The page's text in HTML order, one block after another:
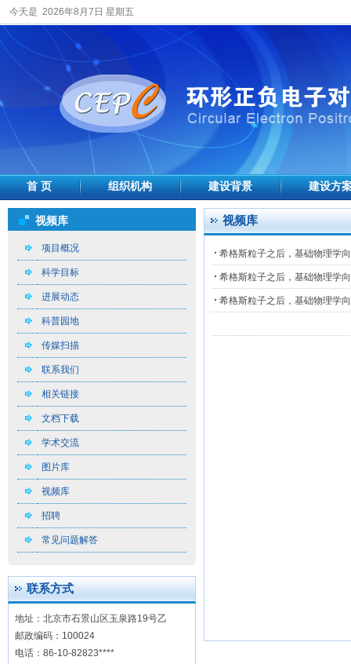
今天是 2026年8月7日 星期五
首 页 组织机构 建设背景 建设方
视频库
项目概况
科学目标
进展动态
科普园地
传媒扫描
联系我们
相关链接
文档下载
学术交流
图片库
视频库
招聘
常见问题解答
联系方式
地址：北京市石景山区玉泉路19号乙
邮政编码：100024
电话：86-10-82823****
视频库
希格斯粒子之后，基础物理学
希格斯粒子之后，基础物理学
希格斯粒子之后，基础物理学